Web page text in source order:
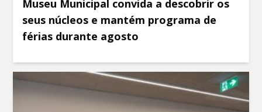
Museu Municipal convida a descobrir os
seus núcleos e mantém programa de
férias durante agosto